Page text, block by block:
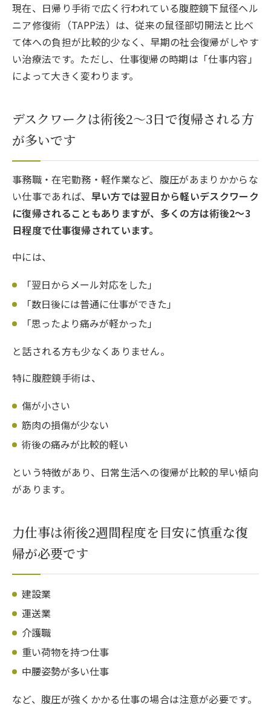
現在、日帰り手術で広く行われている腹腔鏡下鼠径ヘル
ニア修復術（TAPP法）は、従来の鼠径部切開法と比べ
て体への負担が比較的少なく、早期の社会復帰がしやす
い治療法です。ただし、仕事復帰の時期は「仕事内容」
によって大きく変わります。
デスクワークは術後2〜3日で復帰される方
が多いです
事務職・在宅勤務・軽作業など、腹圧があまりかからな
い仕事であれば、 早い方では翌日から軽いデスクワーク
に復帰されることもありますが、多くの方は術後2〜3
日程度で仕事復帰されています。
中には、
「翌日からメール対応をした」
「数日後には普通に仕事ができた」
「思ったより痛みが軽かった」
と話される方も少なくありません。
特に腹腔鏡手術は、
傷が小さい
筋肉の損傷が少ない
術後の痛みが比較的軽い
という特徴があり、日常生活への復帰が比較的早い傾向
があります。
力仕事は術後2週間程度を目安に慎重な復
帰が必要です
建設業
運送業
介護職
重い荷物を持つ仕事
中腰姿勢が多い仕事
など、腹圧が強くかかる仕事の場合は注意が必要です。